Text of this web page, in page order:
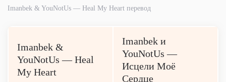
Imanbek & YouNotUs — Heal My Heart перевод
Imanbek &
YouNotUs — Heal
My Heart
Imanbek и
YouNotUs —
Исцели Моё
Сердце